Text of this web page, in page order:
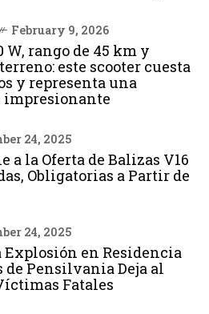
February 9, 2026
W, rango de 45 km y
este scooter cuesta
y representa una
24, 2025
a la Oferta de Balizas V16
Obligatorias a Partir de
24, 2025
Explosión en Residencia
de Pensilvania Deja al
Fatales